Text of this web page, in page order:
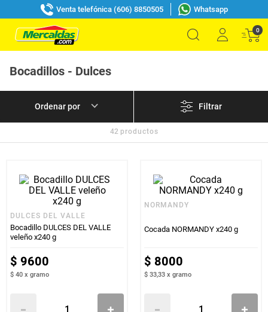
Venta telefónica (606) 8850505 Whatsapp
0
Bocadillos - Dulces
Filtrar
42 productos
DULCES DEL VALLE
Bocadillo DULCES DEL VALLE
veleño x240 g
$ 9600
$ 40 x gramo
NORMANDY
Cocada NORMANDY x240 g
$ 8000
$ 33,33 x gramo